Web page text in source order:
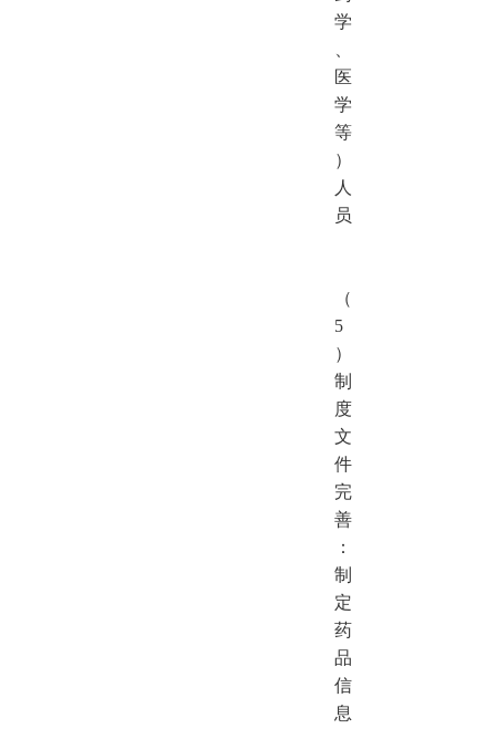
学
医
学
等
）
人
员
（
5
）
制
度
文
件
完
善
：
制
定
药
品
信
息